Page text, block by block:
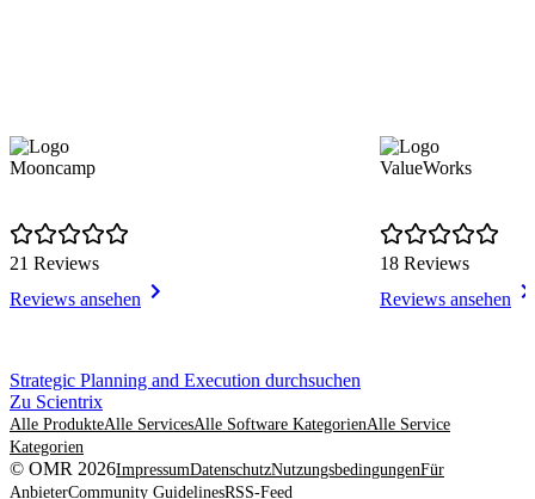
Mooncamp
21 Reviews
Reviews ansehen
ValueWorks
18 Reviews
Reviews ansehen
Item
1
of
8
Strategic Planning and Execution durchsuchen
Zu Scientrix
Alle ProdukteAlle ServicesAlle Software KategorienAlle Service
Kategorien
© OMR 2026ImpressumDatenschutzNutzungsbedingungenFür
AnbieterCommunity GuidelinesRSS-Feed